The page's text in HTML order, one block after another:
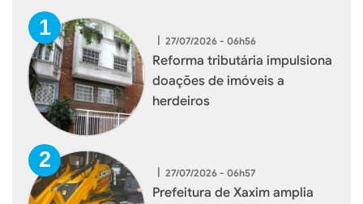
| 27/07/2026 - 06h56
Reforma tributária impulsiona
doações de imóveis a
herdeiros
27/07/2026 - 06h57
Prefeitura de Xaxim amplia